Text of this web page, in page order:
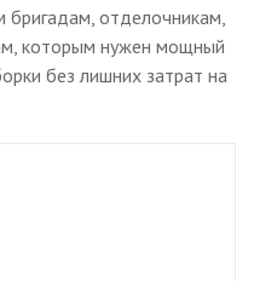
отделочникам,
которым нужен мощный
без лишних затрат на